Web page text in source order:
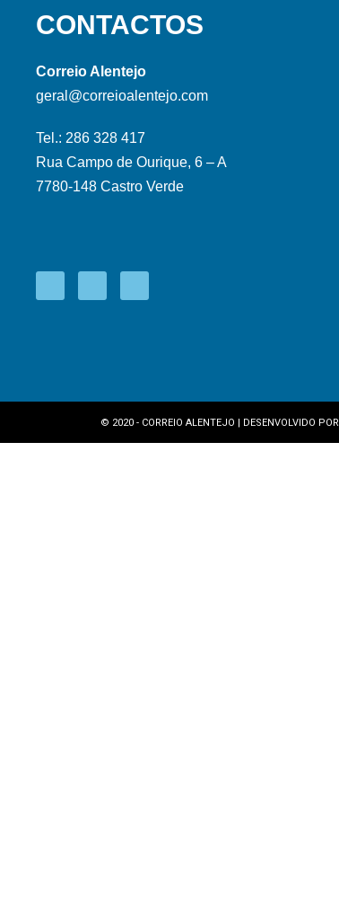
CONTACTOS
Correio Alentejo
geral@correioalentejo.com
Tel.: 286 328 417
Rua Campo de Ourique, 6 – A
7780-148 Castro Verde
© 2020 - CORREIO ALENTEJO | DESENVOLVIDO POR